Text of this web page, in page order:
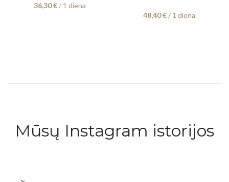
36,30€/ 1 diena
48,40€/ 1 diena
Mūsų Instagram istorijos